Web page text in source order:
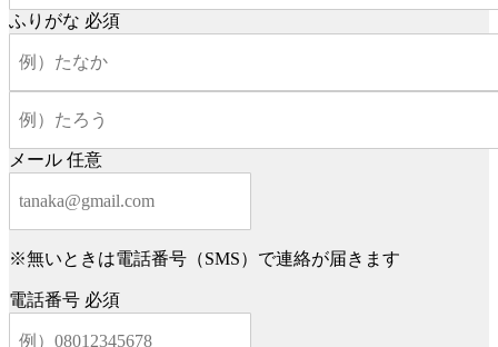
ふりがな 必須
メール 任意
※無いときは電話番号（SMS）で連絡が届きます
電話番号 必須